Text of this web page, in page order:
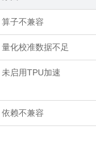
算子不兼容
量化校准数据不足
未启用TPU加速
依赖不兼容